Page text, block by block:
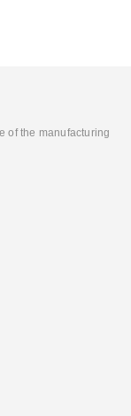
of the manufacturing